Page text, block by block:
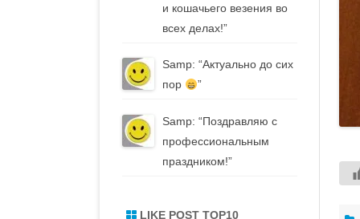
и кошачьего везения во
всех делах!”
Samp: “Актуально до сих
пор
”
Samp: “Поздравляю с
профессиональным
праздником!”
LIKE POST TOP10